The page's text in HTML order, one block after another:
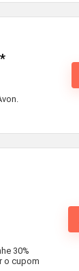
30%
o cupom